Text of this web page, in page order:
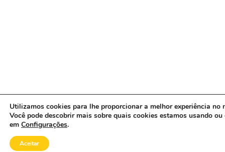
Utilizamos cookies para lhe proporcionar a melhor experiência no
Você pode descobrir mais sobre quais cookies estamos usando
em Configurações.
Aceitar